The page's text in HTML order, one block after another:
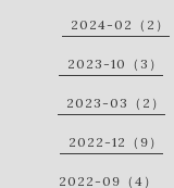
2024-02（2）
2023-10（3）
2023-03（2）
2022-12（9）
2022-09（4）